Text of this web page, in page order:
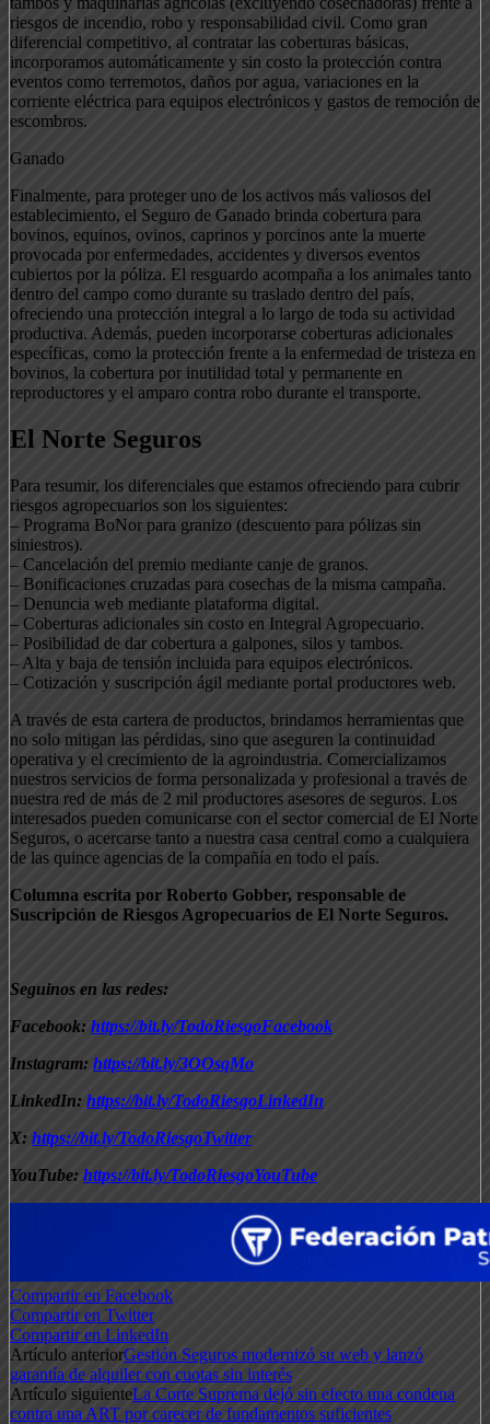
riesgos de incendio, robo y responsabilidad civil. Como gran
diferencial competitivo, al contratar las coberturas básicas,
incorporamos automáticamente y sin costo la protección contra
eventos como terremotos, daños por agua, variaciones en la
corriente eléctrica para equipos electrónicos y gastos de remoción de
escombros.
Ganado
Finalmente, para proteger uno de los activos más valiosos del
establecimiento, el Seguro de Ganado brinda cobertura para
bovinos, equinos, ovinos, caprinos y porcinos ante la muerte
provocada por enfermedades, accidentes y diversos eventos
cubiertos por la póliza. El resguardo acompaña a los animales tanto
dentro del campo como durante su traslado dentro del país,
ofreciendo una protección integral a lo largo de toda su actividad
productiva. Además, pueden incorporarse coberturas adicionales
específicas, como la protección frente a la enfermedad de tristeza en
bovinos, la cobertura por inutilidad total y permanente en
reproductores y el amparo contra robo durante el transporte.
El Norte Seguros
Para resumir, los diferenciales que estamos ofreciendo para cubrir
riesgos agropecuarios son los siguientes:
– Programa BoNor para granizo (descuento para pólizas sin
siniestros).
– Cancelación del premio mediante canje de granos.
– Bonificaciones cruzadas para cosechas de la misma campaña.
– Denuncia web mediante plataforma digital.
– Coberturas adicionales sin costo en Integral Agropecuario.
– Posibilidad de dar cobertura a galpones, silos y tambos.
– Alta y baja de tensión incluida para equipos electrónicos.
– Cotización y suscripción ágil mediante portal productores web.
A través de esta cartera de productos, brindamos herramientas que
no solo mitigan las pérdidas, sino que aseguren la continuidad
operativa y el crecimiento de la agroindustria. Comercializamos
nuestros servicios de forma personalizada y profesional a través de
nuestra red de más de 2 mil productores asesores de seguros. Los
interesados pueden comunicarse con el sector comercial de El Norte
Seguros, o acercarse tanto a nuestra casa central como a cualquiera
de las quince agencias de la compañía en todo el país.
Columna escrita por Roberto Gobber, responsable de
Suscripción de Riesgos Agropecuarios de El Norte Seguros.
Seguinos en las redes:
Facebook: https://bit.ly/TodoRiesgoFacebook
Instagram: https://bit.ly/3OOsqMo
LinkedIn: https://bit.ly/TodoRiesgoLinkedIn
X: https://bit.ly/TodoRiesgoTwitter
YouTube: https://bit.ly/TodoRiesgoYouTube
Compartir en Facebook
Compartir en Twitter
Compartir en LinkedIn
Artículo anteriorGestión Seguros modernizó su web y lanzó
garantía de alquiler con cuotas sin interés
Artículo siguienteLa Corte Suprema dejó sin efecto una condena
contra una ART por carecer de fundamentos suficientes